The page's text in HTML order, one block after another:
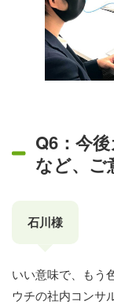
Q6：今
など、ご
石川様
いい意味で、もう
ウチの社内コンサ